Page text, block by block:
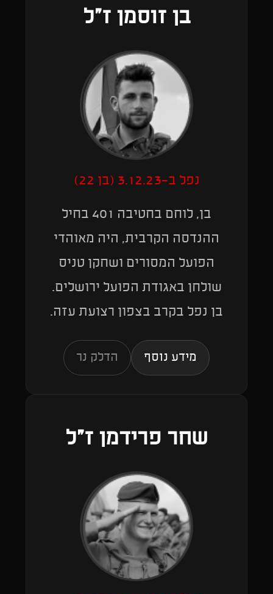
בן זוסמן ז"ל
נפל ב-3.12.23 (בן 22)
בן, לוחם בחטיבה 401 בחיל
ההנדסה הקרבית, היה מאוהדי
הפועל המסורים ושחקן טניס
שולחן באגודת הפועל ירושלים.
בן נפל בקרב בצפון רצועת עזה.
מידע נוסף הדלק נר
שחר פרידמן ז"ל